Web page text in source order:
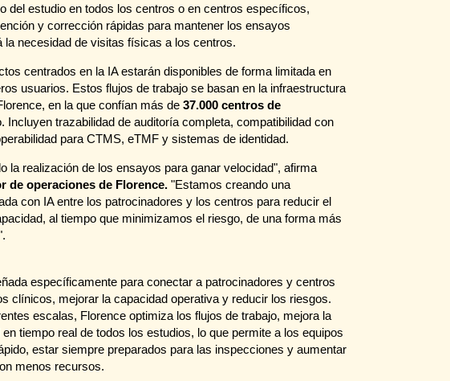
del estudio en todos los centros o en centros específicos,
y corrección rápidas para mantener los ensayos
la necesidad de visitas físicas a los centros.
centrados en la IA estarán disponibles de forma limitada en
usuarios. Estos flujos de trabajo se basan en la infraestructura
en la que confían más de 37.000 centros de
Incluyen trazabilidad de auditoría completa, compatibilidad con
para CTMS, eTMF y sistemas de identidad.
la realización de los ensayos para ganar velocidad", afirma
de operaciones de Florence. "Estamos creando una
con IA entre los patrocinadores y los centros para reducir el
al tiempo que minimizamos el riesgo, de una forma más
específicamente para conectar a patrocinadores y centros
clínicos, mejorar la capacidad operativa y reducir los riesgos.
escalas, Florence optimiza los flujos de trabajo, mejora la
tiempo real de todos los estudios, lo que permite a los equipos
estar siempre preparados para las inspecciones y aumentar
menos recursos.